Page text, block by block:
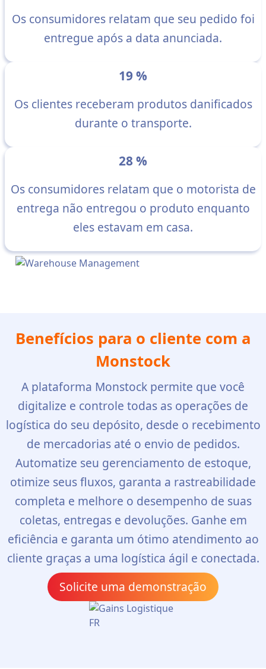
Os consumidores relatam que seu pedido foi
entregue após a data anunciada.
19 %
Os clientes receberam produtos danificados
durante o transporte.
28 %
Os consumidores relatam que o motorista de
entrega não entregou o produto enquanto
eles estavam em casa.
Benefícios para o cliente com a
Monstock
A plataforma Monstock permite que você
digitalize e controle todas as operações de
logística do seu depósito, desde o recebimento
de mercadorias até o envio de pedidos.
Automatize seu gerenciamento de estoque,
otimize seus fluxos, garanta a rastreabilidade
completa e melhore o desempenho de suas
coletas, entregas e devoluções. Ganhe em
eficiência e garanta um ótimo atendimento ao
cliente graças a uma logística ágil e conectada.
Solicite uma demonstração